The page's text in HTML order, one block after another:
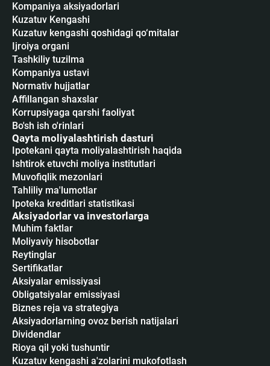
Kompaniya aksiyadorlari
Kuzatuv Kengashi
Kuzatuv kengashi qoshidagi qo‘mitalar
Ijroiya organi
Tashkiliy tuzilma
Kompaniya ustavi
Normativ hujjatlar
Affillangan shaxslar
Korrupsiyaga qarshi faoliyat
Bo'sh ish o'rinlari
Qayta moliyalashtirish dasturi
Ipotekani qayta moliyalashtirish haqida
Ishtirok etuvchi moliya institutlari
Muvofiqlik mezonlari
Tahliliy ma'lumotlar
Ipoteka kreditlari statistikasi
Aksiyadorlar va investorlarga
Muhim faktlar
Moliyaviy hisobotlar
Reytinglar
Sertifikatlar
Аksiyalar emissiyasi
Obligatsiyalar emissiyasi
Biznes reja va strategiya
Aksiyadorlarning ovoz berish natijalari
Dividendlar
Rioya qil yoki tushuntir
Kuzatuv kengashi a'zolarini mukofotlash